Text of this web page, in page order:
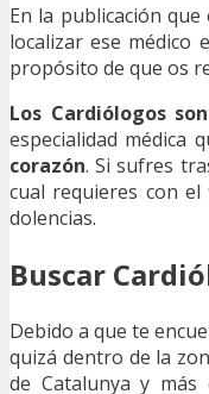
En la publicación
localizar ese médico
propósito de que os
Los Cardiólogos
especialidad médica
corazón. Si sufres
cual requieres con el
dolencias.
Buscar
Debido a que te
quizá dentro de la
de Catalunya y más